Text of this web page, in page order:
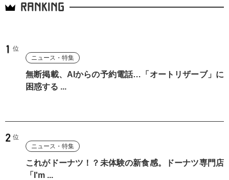
RANKING
ニュース・特集
無断掲載、AIからの予約電話…「オートリザーブ」に
困惑する ...
ニュース・特集
これがドーナツ！？未体験の新食感。ドーナツ専門店
「I'm ...